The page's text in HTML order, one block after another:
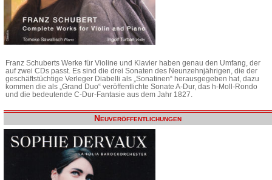
Franz Schuberts Werke für Violine und Klavier haben genau den Umfang, der
auf zwei CDs passt. Es sind die drei Sonaten des Neunzehnjährigen, die der
geschäftstüchtige Verleger Diabelli als „Sonatinen“ herausgegeben hat, dazu
kommen die als „Grand Duo“ veröffentlichte Sonate A-Dur, das h-Moll-Rondo
und die bedeutende C-Dur-Fantasie aus dem Jahr 1827.
Neuveröffentlichungen